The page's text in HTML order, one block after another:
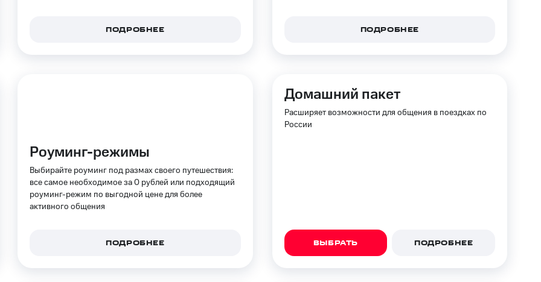
Финансы
Настройки автоплатежа Пополнить номер другого оператора
Оплата
нашем приложении
ГудокМой МТСВсе приложения Инвестиции
ПОДРОБНЕЕ ПОДРОБНЕЕ
Роуминг-режимы
Выбирайте роуминг под размах своего путешествия:
все самое необходимое за 0 рублей или подходящий
роуминг-режим по выгодной цене для более
активного общения
ПОДРОБНЕЕ
Домашний пакет
Расширяет возможности для общения в поездках по
России
ВЫБРАТЬ ПОДРОБНЕЕ